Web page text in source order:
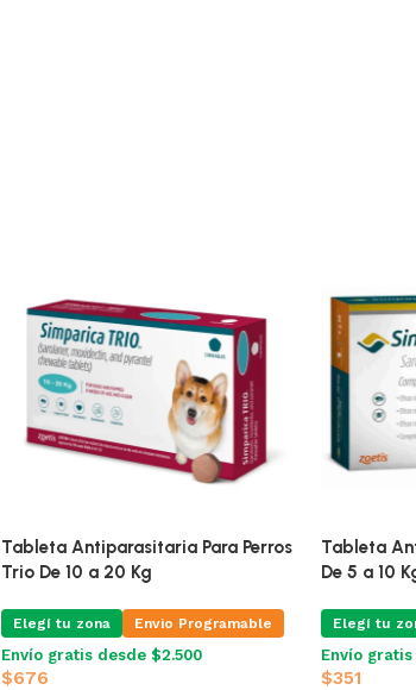
Tableta Antiparasitaria Para Perros
Trio De 20 a 40 Kg
Elegí tu zona Envio Programable
Envío gratis desde $2.500
$742
Tableta
Trio De 10
Elegí tu
Envío
$676